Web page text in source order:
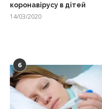
коронавірусу в дітей
14/03/2020
6